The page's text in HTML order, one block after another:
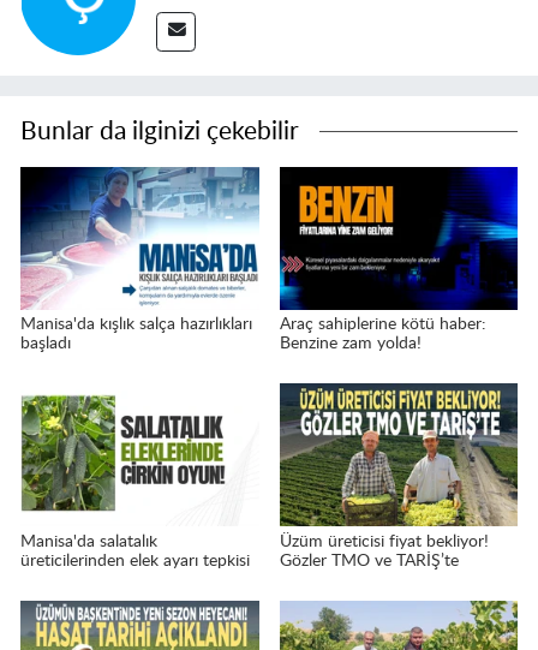
Bunlar da ilginizi çekebilir
Manisa'da kışlık salça hazırlıkları
başladı
Araç sahiplerine kötü haber:
Benzine zam yolda!
Manisa'da salatalık
üreticilerinden elek ayarı tepkisi
Üzüm üreticisi fiyat bekliyor!
Gözler TMO ve TARİŞ’te